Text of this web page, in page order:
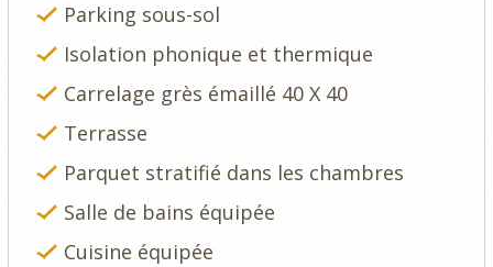
Parking sous-sol
Isolation phonique et thermique
Carrelage grès émaillé 40 X 40
Terrasse
Parquet stratifié dans les chambres
Salle de bains équipée
Cuisine équipée